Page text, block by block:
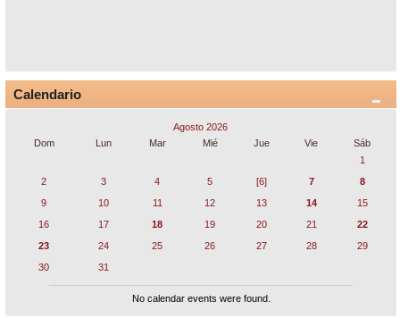
Calendario
Agosto 2026
Dom
Lun Mar Mié Jue Vie
Sáb
1
2
3 4 5 [6] 7
8
9
10 11 12 13 14
15
16
17 18 19 20 21
22
23
24 25 26 27 28
29
30
31
No calendar events were found.